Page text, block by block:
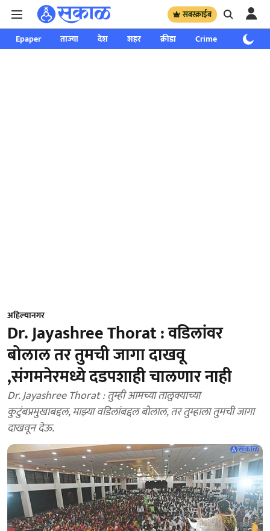
सबस्क्राईब
Epaper ताज्या देश शहर क्रीडा Crime साप्ताहिक
अहिल्यानगर
Dr. Jayashree Thorat : वडिलांवर
बोलाल तर तुमची जागा दाखवू
,संगमनेरमध्ये दडपशाही चालणार नाही
Dr. Jayashree Thorat : तुम्ही आमच्या तालुक्याच्या
कुटुंबप्रमुखाबद्दल, माझ्या वडिलांबद्दल बोलाल, तर तुम्हाला तुमची जागा
दाखवून देऊ.